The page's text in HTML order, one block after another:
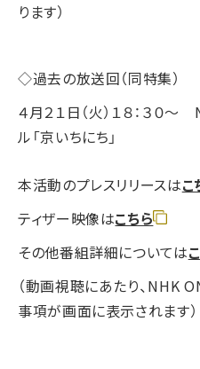
ります）
◇過去の放送回（同特集）
４月２１日（火）１８：３０
ル「京いちにち」
本活動のプレスリリースはこ
ティザー映像はこちら
その他番組詳細については
（動画視聴にあたり、NHK
事項が画面に表示されます）